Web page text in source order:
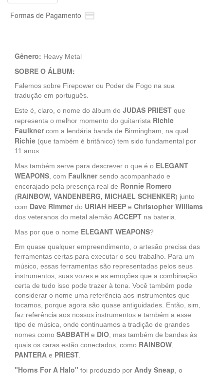
Formas de Pagamento 
Gênero: Heavy Metal
SOBRE O ÁLBUM:
Falemos sobre Firepower ou Poder de Fogo na sua
tradução em português.
Este é, claro, o nome do álbum do JUDAS PRIEST que
representa o melhor momento do guitarrista Richie
Faulkner com a lendária banda de Birmingham, na qual
Richie (que também é britânico) tem sido fundamental por
11 anos.
Mas também serve para descrever o que é o ELEGANT
WEAPONS , com Faulkner sendo acompanhado e
encorajado pela presença real de Ronnie Romero
(RAINBOW, VANDENBERG, MICHAEL SCHENKER) junto
com Dave Rimmer do URIAH HEEP e Christopher Williams
dos veteranos do metal alemão ACCEPT na bateria.
Mas por que o nome ELEGANT WEAPONS?
Em quase qualquer empreendimento, o artesão precisa das
ferramentas certas para executar o seu trabalho. Para um
músico, essas ferramentas são representadas pelos seus
instrumentos, suas vozes e as emoções que a combinação
certa de tudo isso pode trazer à tona. Você também pode
considerar o nome uma referência aos instrumentos que
tocamos, porque agora são quase antiguidades. Então, sim,
faz referência aos nossos instrumentos e também a esse
tipo de música, onde continuamos a tradição de grandes
nomes como SABBATH e DIO , mas também de bandas às
quais os caras estão conectados, como RAINBOW
PANTERA e PRIEST
"Horns For A Halo" foi produzido por Andy Sneap , o